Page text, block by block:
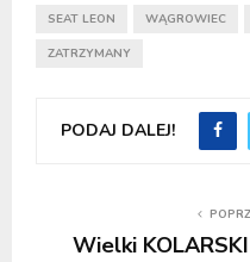
SEAT LEON WĄGROWIEC
ZATRZYMANY
PODAJ DALEJ!
Wielki